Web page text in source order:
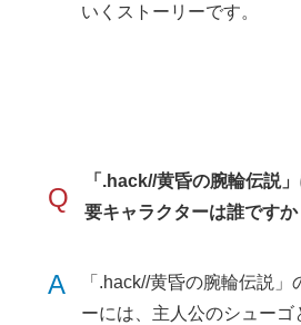
いくストーリーです。
Q
「.hack//黄昏の腕輪伝説
要キャラクターは誰ですか
A
「.hack//黄昏の腕輪伝説
ーには、主人公のシューゴ